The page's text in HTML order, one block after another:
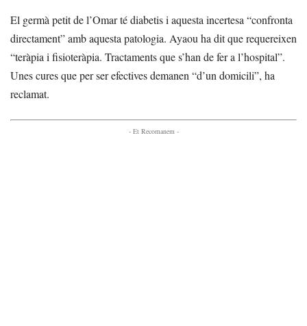
El germà petit de l’Omar té diabetis i aquesta incertesa “confronta
directament” amb aquesta patologia. Ayaou ha dit que requereixen
“teràpia i fisioteràpia. Tractaments que s’han de fer a l’hospital”.
Unes cures que per ser efectives demanen “d’un domicili”, ha
reclamat.
- Et Recomanem -